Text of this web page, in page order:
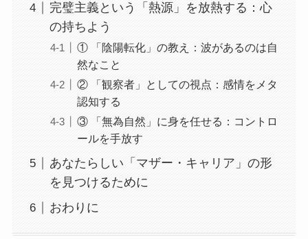
完璧主義という「熱源」を放熱する：心
の持ちよう
① 「陰陽転化」の教え：波があるのは自
然なこと
② 「観察者」としての視点：感情をメタ
認知する
③ 「無為自然」に身を任せる：コントロ
ールを手放す
あなたらしい「マザー・キャリア」の形
を見つけるために
おわりに